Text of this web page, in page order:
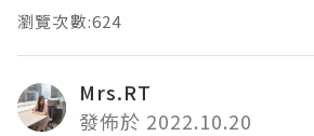
瀏覽次數:624
Mrs.RT
發佈於 2022.10.20